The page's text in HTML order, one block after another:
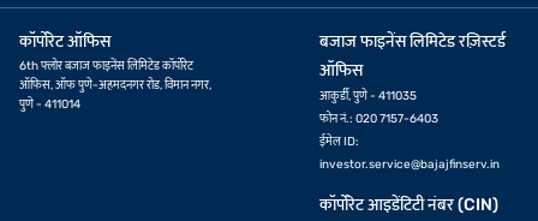
कॉर्पोरेट ऑफिस
6th फ्लोर बजाज फाइनेंस लिमिटेड कॉर्पोरेट
ऑफिस, ऑफ पुणे-अहमदनगर रोड, विमान नगर,
पुणे - 411014
बजाज फाइनेंस लिमिटेड रज़िस्टर्ड
ऑफिस
आकुर्डी, पुणे - 411035
फोन नं.: 020 7157-6403
ईमेल ID:
investor.service@bajajfinserv.in
कॉर्पोरेट आइडेंटिटी नंबर (CIN)